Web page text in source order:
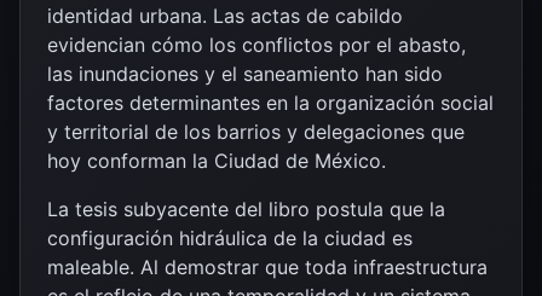
identidad urbana. Las actas de cabildo
evidencian cómo los conflictos por el abasto,
las inundaciones y el saneamiento han sido
factores determinantes en la organización social
y territorial de los barrios y delegaciones que
hoy conforman la Ciudad de México.
La tesis subyacente del libro postula que la
configuración hidráulica de la ciudad es
maleable. Al demostrar que toda infraestructura